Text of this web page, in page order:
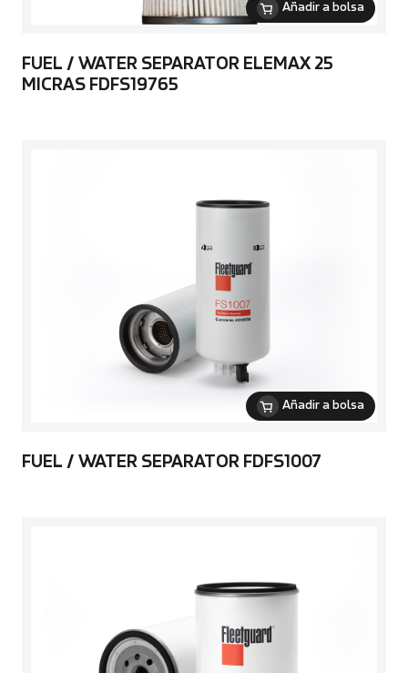
Añadir a bolsa
FUEL / WATER SEPARATOR ELEMAX 25
MICRAS FDFS19765
Añadir a bolsa
FUEL / WATER SEPARATOR FDFS1007